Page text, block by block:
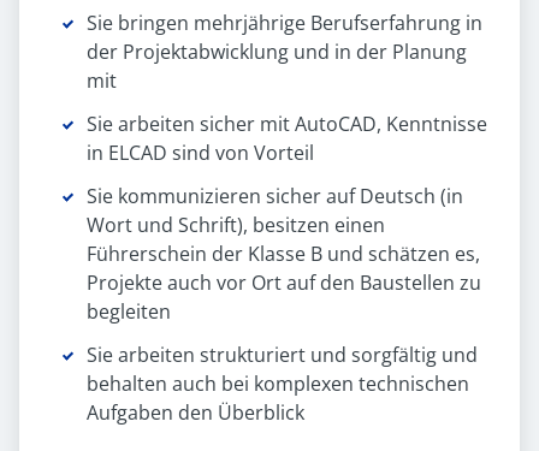
Sie bringen mehrjährige Berufserfahrung in
der Projektabwicklung und in der Planung
mit
Sie arbeiten sicher mit AutoCAD, Kenntnisse
in ELCAD sind von Vorteil
Sie kommunizieren sicher auf Deutsch (in
Wort und Schrift), besitzen einen
Führerschein der Klasse B und schätzen es,
Projekte auch vor Ort auf den Baustellen zu
begleiten
Sie arbeiten strukturiert und sorgfältig und
behalten auch bei komplexen technischen
Aufgaben den Überblick